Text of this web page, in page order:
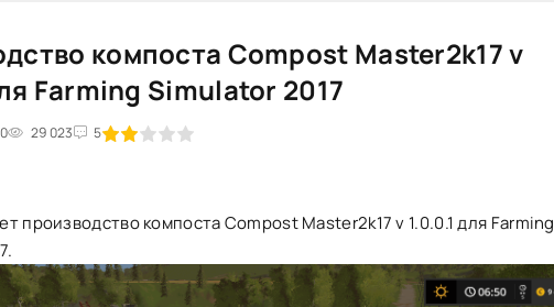
компоста Compost Master2k17 v
Farming Simulator 2017
29 023 5
2 3 4 5
производство компоста Compost Master2k17 v 1.0.0.1 для Farming